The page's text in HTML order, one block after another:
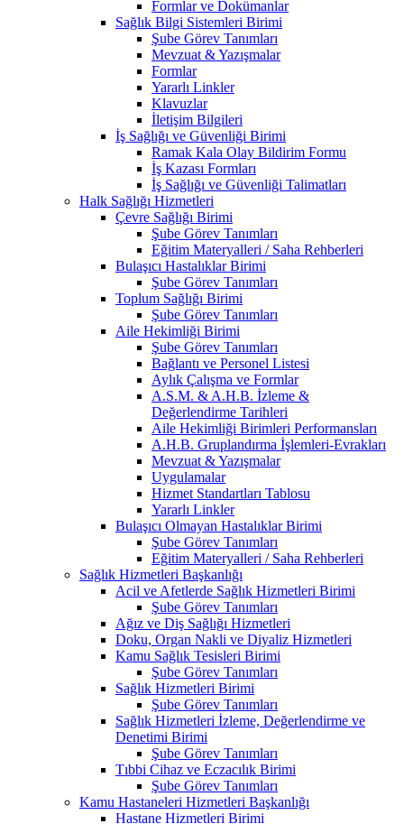
Formlar ve Dokümanlar
Sağlık Bilgi Sistemleri Birimi
Şube Görev Tanımları
Mevzuat & Yazışmalar
Formlar
Yararlı Linkler
Klavuzlar
İletişim Bilgileri
İş Sağlığı ve Güvenliği Birimi
Ramak Kala Olay Bildirim Formu
İş Kazası Formları
İş Sağlığı ve Güvenliği Talimatları
Halk Sağlığı Hizmetleri
Çevre Sağlığı Birimi
Şube Görev Tanımları
Eğitim Materyalleri / Saha Rehberleri
Bulaşıcı Hastalıklar Birimi
Şube Görev Tanımları
Toplum Sağlığı Birimi
Şube Görev Tanımları
Aile Hekimliği Birimi
Şube Görev Tanımları
Bağlantı ve Personel Listesi
Aylık Çalışma ve Formlar
A.S.M. & A.H.B. İzleme &
Değerlendirme Tarihleri
Aile Hekimliği Birimleri Performansları
A.H.B. Gruplandırma İşlemleri-Evrakları
Mevzuat & Yazışmalar
Uygulamalar
Hizmet Standartları Tablosu
Yararlı Linkler
Bulaşıcı Olmayan Hastalıklar Birimi
Şube Görev Tanımları
Eğitim Materyalleri / Saha Rehberleri
Sağlık Hizmetleri Başkanlığı
Acil ve Afetlerde Sağlık Hizmetleri Birimi
Şube Görev Tanımları
Ağız ve Diş Sağlığı Hizmetleri
Doku, Organ Nakli ve Diyaliz Hizmetleri
Kamu Sağlık Tesisleri Birimi
Şube Görev Tanımları
Sağlık Hizmetleri Birimi
Şube Görev Tanımları
Sağlık Hizmetleri İzleme, Değerlendirme ve
Denetimi Birimi
Şube Görev Tanımları
Tıbbi Cihaz ve Eczacılık Birimi
Şube Görev Tanımları
Kamu Hastaneleri Hizmetleri Başkanlığı
Hastane Hizmetleri Birimi